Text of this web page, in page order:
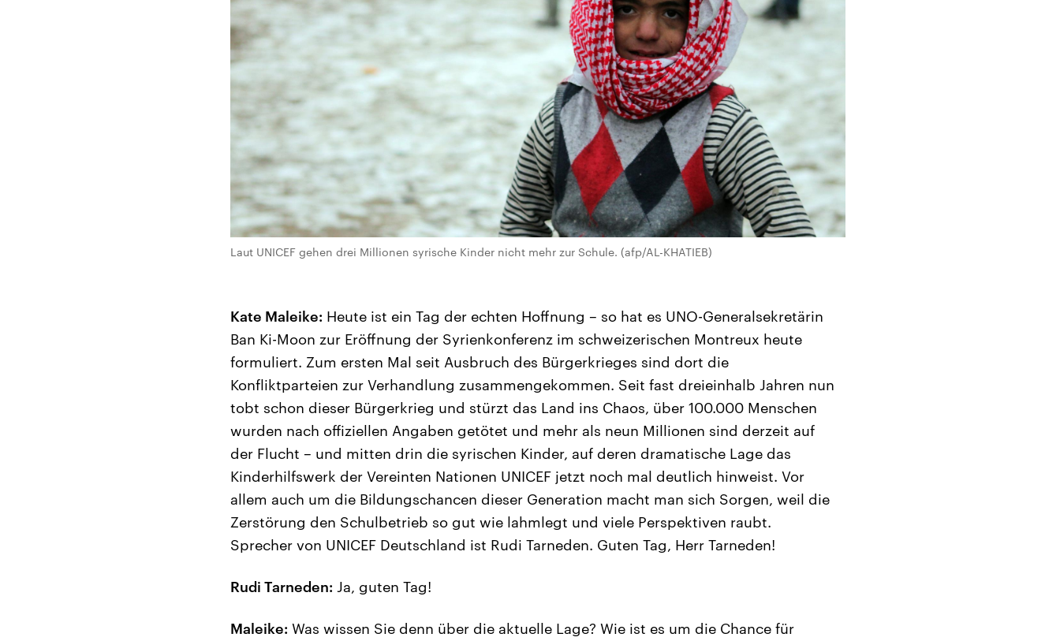
Laut UNICEF gehen drei Millionen syrische Kinder nicht mehr zur Schule. (afp/AL-KHATIEB)
Kate Maleike: Heute ist ein Tag der echten Hoffnung – so hat es UNO-Generalsekretärin
Ban Ki-Moon zur Eröffnung der Syrienkonferenz im schweizerischen Montreux heute
formuliert. Zum ersten Mal seit Ausbruch des Bürgerkrieges sind dort die
Konfliktparteien zur Verhandlung zusammengekommen. Seit fast dreieinhalb Jahren nun
tobt schon dieser Bürgerkrieg und stürzt das Land ins Chaos, über 100.000 Menschen
wurden nach offiziellen Angaben getötet und mehr als neun Millionen sind derzeit auf
der Flucht – und mitten drin die syrischen Kinder, auf deren dramatische Lage das
Kinderhilfswerk der Vereinten Nationen UNICEF jetzt noch mal deutlich hinweist. Vor
allem auch um die Bildungschancen dieser Generation macht man sich Sorgen, weil die
Zerstörung den Schulbetrieb so gut wie lahmlegt und viele Perspektiven raubt.
Sprecher von UNICEF Deutschland ist Rudi Tarneden. Guten Tag, Herr Tarneden!
Rudi Tarneden: Ja, guten Tag!
Maleike: Was wissen Sie denn über die aktuelle Lage? Wie ist es um die Chance für